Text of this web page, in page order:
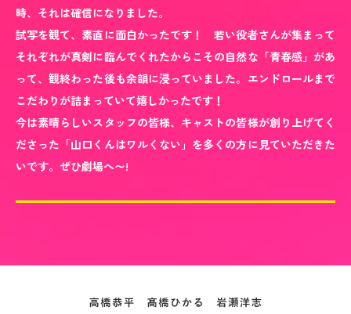
時、それは確信になりました。
試写を観て、素直に面白かったです！ 若い役者さんが集まって
それぞれが真剣に臨んでくれたからこその自然な「青春感」があ
って、観終わった後も余韻に浸っていました。エンドロールまで
こだわりが詰まっていて嬉しかったです！
今は素晴らしいスタッフの皆様、キャストの皆様が創り上げてく
ださった「山口くんはワルくない」を多くの方に見ていただきた
いです。ぜひ劇場へ〜!